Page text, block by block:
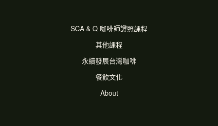
SCA & Q 咖啡師證照課程
其他課程
永續發展台灣咖啡
餐飲文化
About